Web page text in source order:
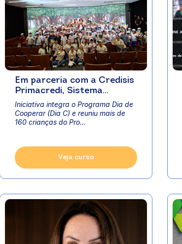
Em parceria com a Credisis
Primacredi, Sistema
OCB/MT abre ciclo de
teatro infantil no interior
do estado
Iniciativa integra o Programa Dia de
Cooperar (Dia C) e reuniu mais de
160 crianças do Pro...
Veja curso